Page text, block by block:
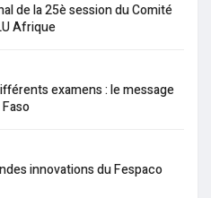
de la 25è session du Comité
Afrique
examens : le message
innovations du Fespaco